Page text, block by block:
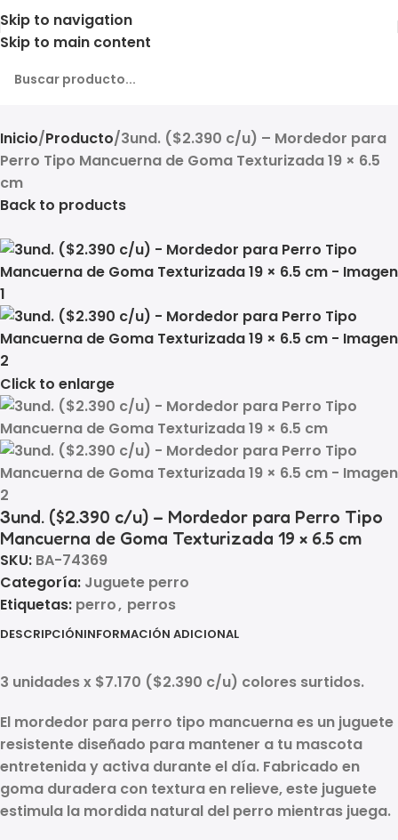
Skip to navigation
Skip to main content
Inicio Producto 3und. ($2.390 c/u) – Mordedor para
Perro Tipo Mancuerna de Goma Texturizada 19 × 6.5
cm
Back to products
Click to enlarge
3und. ($2.390 c/u) – Mordedor para Perro Tipo
Mancuerna de Goma Texturizada 19 × 6.5 cm
SKU: BA-74369
Categoría: Juguete perro
Etiquetas: perro, perros
DESCRIPCIÓNINFORMACIÓN ADICIONAL
3 unidades x $7.170 ($2.390 c/u) colores surtidos.
El mordedor para perro tipo mancuernaes un juguete
resistente diseñado para mantener a tu mascota
entretenida y activa durante el día. Fabricado en
goma duradera con textura en relieve, este juguete
estimula la mordida natural del perro mientras juega.